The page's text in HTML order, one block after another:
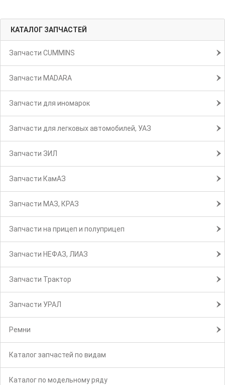
КАТАЛОГ ЗАПЧАСТЕЙ
Запчасти CUMMINS
Запчасти MADARA
Запчасти для иномарок
Запчасти для легковых автомобилей, УАЗ
Запчасти ЗИЛ
Запчасти КамАЗ
Запчасти МАЗ, КРАЗ
Запчасти на прицеп и полуприцеп
Запчасти НЕФАЗ, ЛИАЗ
Запчасти Трактор
Запчасти УРАЛ
Ремни
Каталог запчастей по видам
Каталог по модельному ряду